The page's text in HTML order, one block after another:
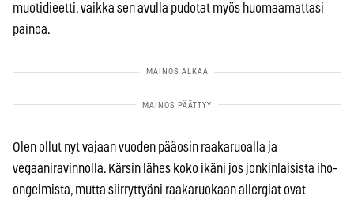
muotidieetti, vaikka sen avulla pudotat myös huomaamattasi
painoa.
Olen ollut nyt vajaan vuoden pääosin raakaruoalla ja
vegaaniravinnolla. Kärsin lähes koko ikäni jos jonkinlaisista iho-
ongelmista, mutta siirryttyäni raakaruokaan allergiat ovat